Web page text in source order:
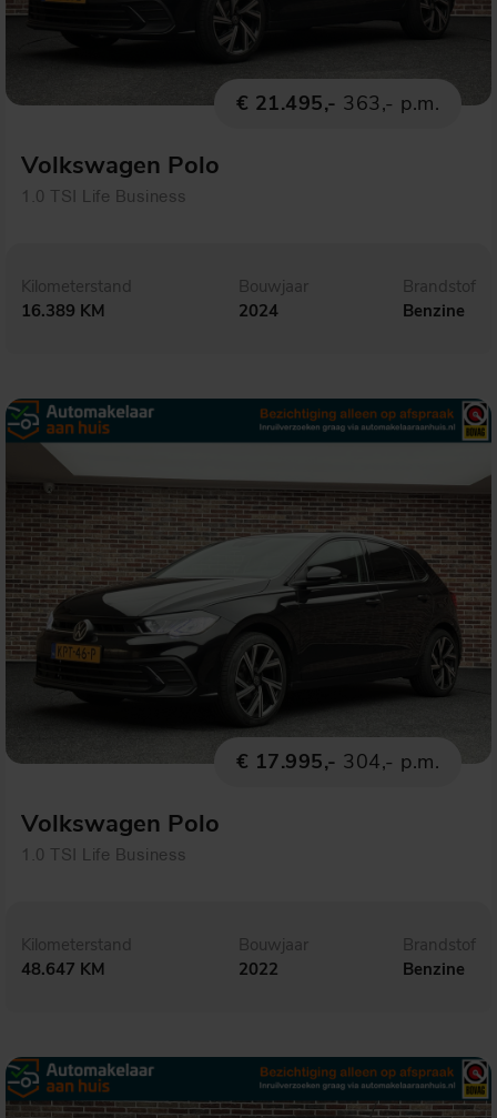
€ 21.495,- 363,- p.m.
Volkswagen Polo
1.0 TSI Life Business
Kilometerstand
16.389 KM
Bouwjaar
2024
Brandstof
Benzine
€ 17.995,- 304,- p.m.
Volkswagen Polo
1.0 TSI Life Business
Kilometerstand
48.647 KM
Bouwjaar
2022
Brandstof
Benzine